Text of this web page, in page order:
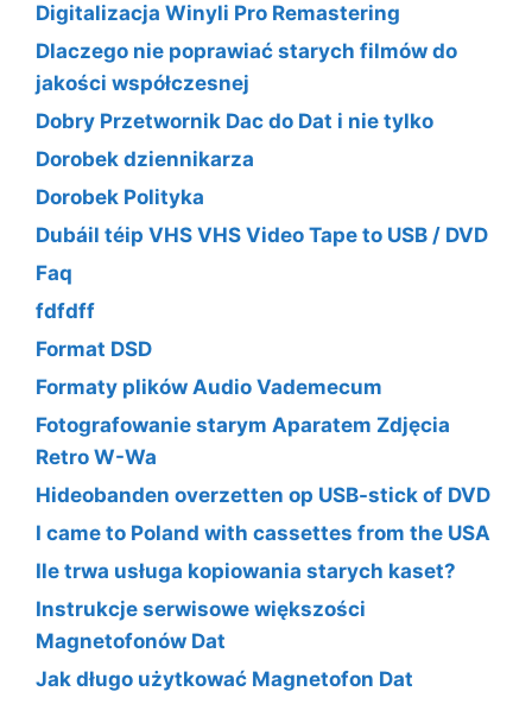
Digitalizacja Winyli Pro Remastering
Dlaczego nie poprawiać starych filmów do
jakości współczesnej
Dobry Przetwornik Dac do Dat i nie tylko
Dorobek dziennikarza
Dorobek Polityka
Dubáil téip VHS VHS Video Tape to USB / DVD
Faq
fdfdff
Format DSD
Formaty plików Audio Vademecum
Fotografowanie starym Aparatem Zdjęcia
Retro W-Wa
Hideobanden overzetten op USB-stick of DVD
I came to Poland with cassettes from the USA
Ile trwa usługa kopiowania starych kaset?
Instrukcje serwisowe większości
Magnetofonów Dat
Jak długo użytkować Magnetofon Dat